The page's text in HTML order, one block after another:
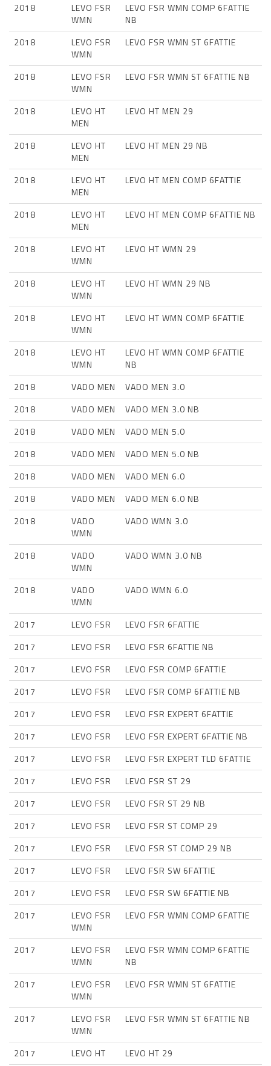
2018
LEVO FSR
WMN
LEVO FSR WMN COMP 6FATTIE
NB
2018
LEVO FSR
WMN
LEVO FSR WMN ST 6FATTIE
2018
LEVO FSR
WMN
LEVO FSR WMN ST 6FATTIE NB
2018
LEVO HT
MEN
LEVO HT MEN 29
2018
LEVO HT
MEN
LEVO HT MEN 29 NB
2018
LEVO HT
MEN
LEVO HT MEN COMP 6FATTIE
2018
LEVO HT
MEN
LEVO HT MEN COMP 6FATTIE NB
2018
LEVO HT
WMN
LEVO HT WMN 29
2018
LEVO HT
WMN
LEVO HT WMN 29 NB
2018
LEVO HT
WMN
LEVO HT WMN COMP 6FATTIE
2018
LEVO HT
WMN
LEVO HT WMN COMP 6FATTIE
NB
2018
VADO MEN
VADO MEN 3.0
2018
VADO MEN
VADO MEN 3.0 NB
2018
VADO MEN
VADO MEN 5.0
2018
VADO MEN
VADO MEN 5.0 NB
2018
VADO MEN
VADO MEN 6.0
2018
VADO MEN
VADO MEN 6.0 NB
2018
VADO
WMN
VADO WMN 3.0
2018
VADO
WMN
VADO WMN 3.0 NB
2018
VADO
WMN
VADO WMN 6.0
2017 LEVO FSR
LEVO FSR 6FATTIE
2017
LEVO FSR
LEVO FSR 6FATTIE NB
2017
LEVO FSR
LEVO FSR COMP 6FATTIE
2017
LEVO FSR
LEVO FSR COMP 6FATTIE NB
2017
LEVO FSR
LEVO FSR EXPERT 6FATTIE
2017
LEVO FSR
LEVO FSR EXPERT 6FATTIE NB
2017
LEVO FSR
LEVO FSR EXPERT TLD 6FATTIE
2017
LEVO FSR
LEVO FSR ST 29
2017
LEVO FSR
LEVO FSR ST 29 NB
2017
LEVO FSR
LEVO FSR ST COMP 29
2017
LEVO FSR
LEVO FSR ST COMP 29 NB
2017
LEVO FSR
LEVO FSR SW 6FATTIE
2017
LEVO FSR
LEVO FSR SW 6FATTIE NB
2017
LEVO FSR
WMN
LEVO FSR WMN COMP 6FATTIE
2017
LEVO FSR
WMN
LEVO FSR WMN COMP 6FATTIE
NB
2017
LEVO FSR
WMN
LEVO FSR WMN ST 6FATTIE
2017
LEVO FSR
WMN
LEVO FSR WMN ST 6FATTIE NB
2017 LEVO HT LEVO HT 29